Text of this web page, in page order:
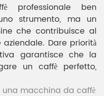
professionale ben
strumento, ma un
che contribuisce al
Dare priorità
garantisce che la
un caffè perfetto,
macchina da caffè